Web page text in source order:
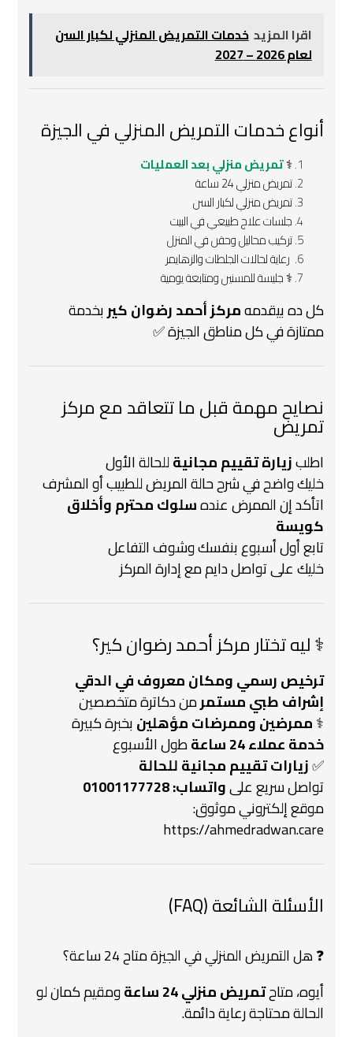
اقرا المزيد خدمات التمريض المنزلي لكبار السن
لعام 2026 – 2027
أنواع خدمات التمريض المنزلي في الجيزة
‍⚕️تمريض منزلي بعد العمليات
تمريض منزلي 24 ساعة
تمريض منزلي لكبار السن
جلسات علاج طبيعي في البيت
تركيب محاليل وحقن في المنزل
️ رعاية لحالات الجلطات والزهايمر
‍⚕️ جليسة للمسنين ومتابعة يومية
كل ده بيقدمهمركز أحمد رضوان كيربخدمة
ممتازة في كل مناطق الجيزة ✅
نصايح مهمة قبل ما تتعاقد مع مركز
تمريض
اطلبزيارة تقييم مجانيةللحالة الأول
خليك واضح في شرح حالة المريض للطبيب أو المشرف
اتأكد إن الممرض عندهسلوك محترم وأخلاق
كويسة
تابع أول أسبوع بنفسك وشوف التفاعل
خليك على تواصل دايم مع إدارة المركز
‍⚕️ ليه تختار مركز أحمد رضوان كير؟
ترخيص رسمي ومكان معروف في الدقي
إشراف طبي مستمرمن دكاترة متخصصين
‍⚕️ممرضين وممرضات مؤهلينبخبرة كبيرة
خدمة عملاء 24 ساعة
طول الأسبوع
✅زيارات تقييم مجانية للحالة
تواصل سريع علىواتساب: 01001177728
موقع إلكتروني موثوق:
https://ahmedradwan.care
الأسئلة الشائعة (FAQ)
❓ هل التمريض المنزلي في الجيزة متاح 24 ساعة؟
أيوه، متاحتمريض منزلي 24 ساعة
ومقيم كمان لو
الحالة محتاجة رعاية دائمة.